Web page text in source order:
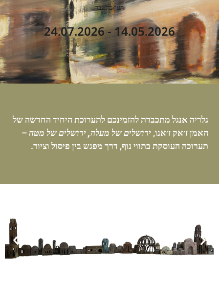
תערוכת עבר
14.05.2026 - 24.07.2026
גלריה אנגל מתכבדת להזמינכם לתערוכת היחיד החדשה של
האמן ז׳אק ז׳אנו,ירושלים של מעלה, ירושלים של מטה–
תערוכה העוסקת בתווי נוף, דרך מפגש בין פיסול וציור.